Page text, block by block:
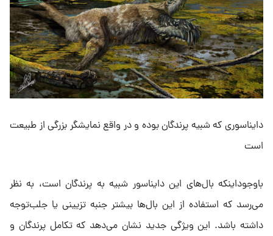
دایناسوری که شبیه پرندگان بوده و در واقع نمایشگر بزرگی از طبیعت
است
باوجوداینکه بال‌های این دایناسور شبیه به پرندگان است، به نظر
می‌رسد که استفاده از این بال‌ها بیشتر جنبه تزیینی یا جلب‌توجه
داشته باشد. این ویژگی جدید نشان می‌دهد که تکامل پرندگان و